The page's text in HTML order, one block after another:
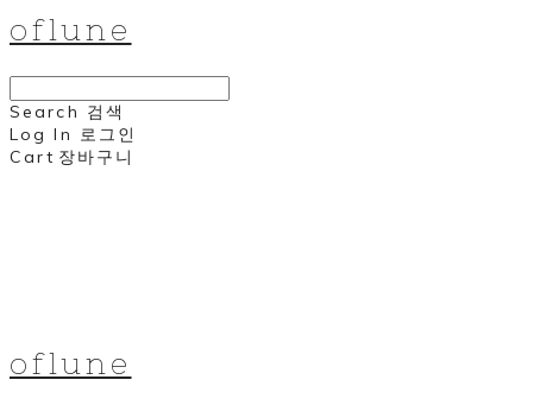
oflune
Search 검색
Log In 로그인
Cart 장바구니
oflune